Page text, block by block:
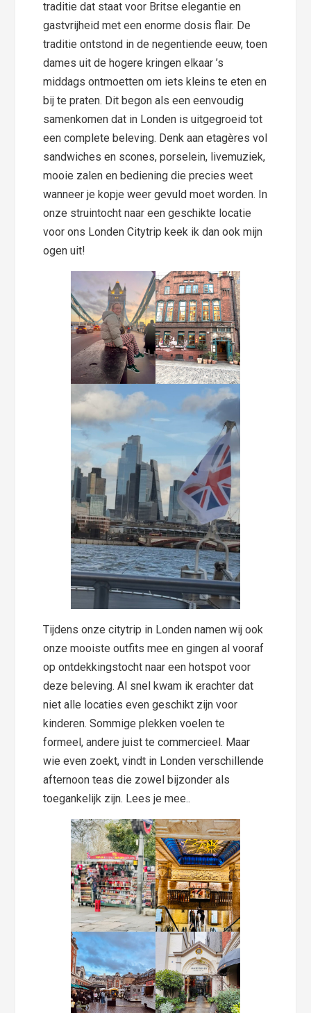
traditie dat staat voor Britse elegantie en
gastvrijheid met een enorme dosis flair. De
traditie ontstond in de negentiende eeuw, toen
dames uit de hogere kringen elkaar ’s
middags ontmoetten om iets kleins te eten en
bij te praten. Dit begon als een eenvoudig
samenkomen dat in Londen is uitgegroeid tot
een complete beleving. Denk aan etagères vol
sandwiches en scones, porselein, livemuziek,
mooie zalen en bediening die precies weet
wanneer je kopje weer gevuld moet worden. In
onze struintocht naar een geschikte locatie
voor ons Londen Citytrip keek ik dan ook mijn
ogen uit!
Tijdens onze citytrip in Londen namen wij ook
onze mooiste outfits mee en gingen al vooraf
op ontdekkingstocht naar een hotspot voor
deze beleving. Al snel kwam ik erachter dat
niet alle locaties even geschikt zijn voor
kinderen. Sommige plekken voelen te
formeel, andere juist te commercieel. Maar
wie even zoekt, vindt in Londen verschillende
afternoon teas die zowel bijzonder als
toegankelijk zijn. Lees je mee..